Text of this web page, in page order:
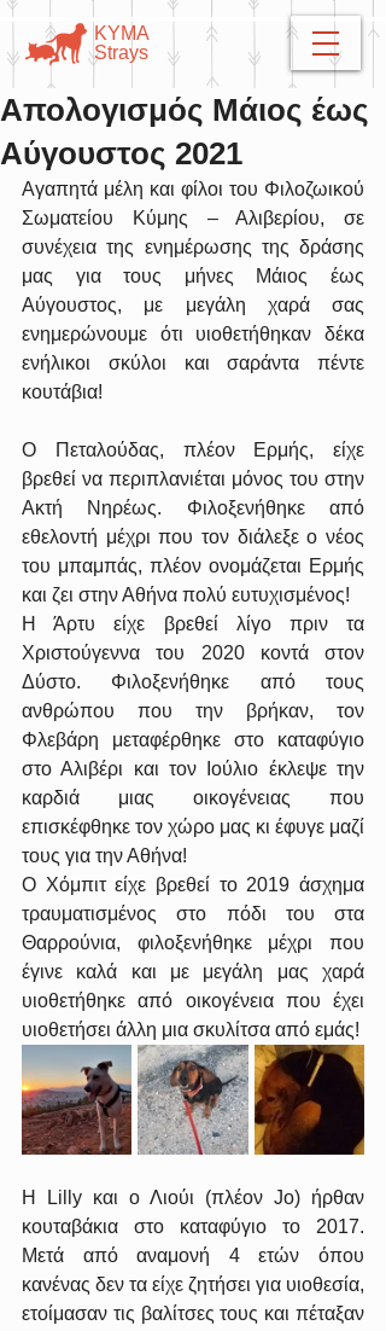
​​ΚΥΜΑ
​Strays
Aπολογισμός Μάιος έως
Αύγουστος 2021
Αγαπητά μέλη και φίλοι του Φιλοζωικού
Σωματείου Κύμης – Αλιβερίου, σε
συνέχεια της ενημέρωσης της δράσης
μας για τους μήνες Μάιος έως
Αύγουστος, με μεγάλη χαρά σας
ενημερώνουμε ότι υιοθετήθηκαν δέκα
ενήλικοι σκύλοι και σαράντα πέντε
κουτάβια!
Ο Πεταλούδας, πλέον Ερμής, είχε
βρεθεί να περιπλανιέται μόνος του στην
Ακτή Νηρέως. Φιλοξενήθηκε από
εθελοντή μέχρι που τον διάλεξε ο νέος
του μπαμπάς, πλέον ονομάζεται Ερμής
και ζει στην Αθήνα πολύ ευτυχισμένος!
Η Άρτυ είχε βρεθεί λίγο πριν τα
Χριστούγεννα του 2020 κοντά στον
Δύστο. Φιλοξενήθηκε από τους
ανθρώπου που την βρήκαν, τον
Φλεβάρη μεταφέρθηκε στο καταφύγιο
στο Αλιβέρι και τον Ιούλιο έκλεψε την
καρδιά μιας οικογένειας που
επισκέφθηκε τον χώρο μας κι έφυγε μαζί
τους για την Αθήνα!
Ο Χόμπιτ είχε βρεθεί το 2019 άσχημα
τραυματισμένος στο πόδι του στα
Θαρρούνια, φιλοξενήθηκε μέχρι που
έγινε καλά και με μεγάλη μας χαρά
υιοθετήθηκε από οικογένεια που έχει
υιοθετήσει άλλη μια σκυλίτσα από εμάς!
Η Lilly και ο Λιούι (πλέον Jo) ήρθαν
κουταβάκια στο καταφύγιο το 2017.
Μετά από αναμονή 4 ετών όπου
κανένας δεν τα είχε ζητήσει για υιοθεσία,
ετοίμασαν τις βαλίτσες τους και πέταξαν